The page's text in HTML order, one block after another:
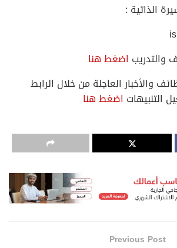
الذاتية :
والتدريب اضغط هنا
والأخبار العاجلة من خلال الرابط
التنبيهات اضغط هنا
Previous Post